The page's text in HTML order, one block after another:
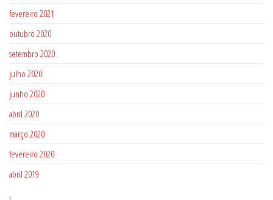
fevereiro 2021
outubro 2020
setembro 2020
julho 2020
junho 2020
abril 2020
março 2020
fevereiro 2020
abril 2019